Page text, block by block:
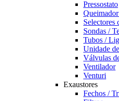
Pressostato
Selectores
Sondas /
Tubos /
Unidade
Válvulas
Ventilador
Venturi
Exaustores
Fechos /